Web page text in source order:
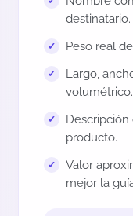
destinatario.
Peso real
Largo,
volumétrico.
producto.
Valor
mejor la